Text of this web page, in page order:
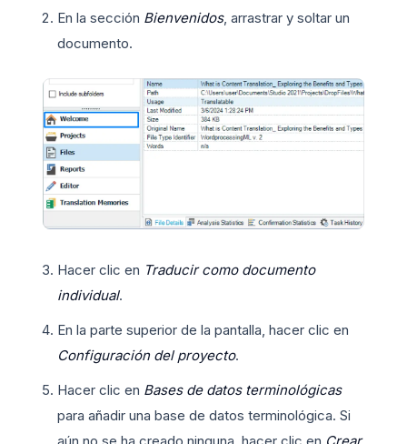
En la sección Bienvenidos, arrastrar y soltar un
documento.
Hacer clic en Traducir como documento
individual.
En la parte superior de la pantalla, hacer clic en
Configuración del proyecto.
Hacer clic en Bases de datos terminológicas
para añadir una base de datos terminológica. Si